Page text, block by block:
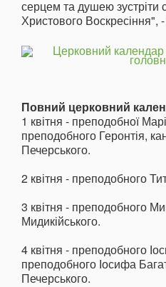
серцем та душею зустріти
Христового
Повний церковний
1 квітня - преподобної
преподобного Геронтія,
Печерського.
2 квітня - преподобного
3 квітня - преподобного
Мидикійського.
4 квітня - преподобного
преподобного Іосифа
Печерського.